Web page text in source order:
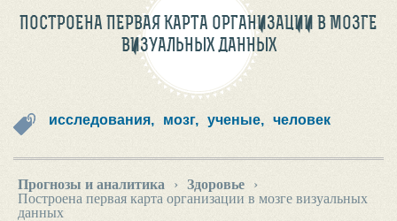
ПОСТРОЕНА ПЕРВАЯ КАРТА ОРГАНИЗАЦИИ В МОЗГЕ
ВИЗУАЛЬНЫХ ДАННЫХ
исследования, мозг, ученые, человек
Прогнозы и аналитика › Здоровье
›
Построена первая карта организации в мозге визуальных
данных